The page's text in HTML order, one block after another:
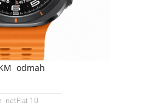
odmah
netFlat 10